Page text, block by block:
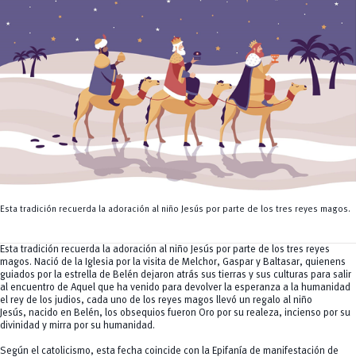
CEISH
Propiedad intelectual
Esta tradición recuerda la adoración al niño Jesús por parte de los tres reyes magos.
Esta tradición recuerda la adoración al niño Jesús por parte de los tres reyes
magos. Nació de la Iglesia por la visita de Melchor, Gaspar y Baltasar, quienens
guiados por la estrella de Belén dejaron atrás sus tierras y sus culturas para salir
al encuentro de Aquel que ha venido para devolver la esperanza a la humanidad
el rey de los judios, cada uno de los reyes magos llevó un regalo al niño
Jesús, nacido en Belén, los obsequios fueron Oro por su realeza, incienso por su
divinidad y mirra por su humanidad.
Según el catolicismo, esta fecha coincide con la Epifanía de manifestación de